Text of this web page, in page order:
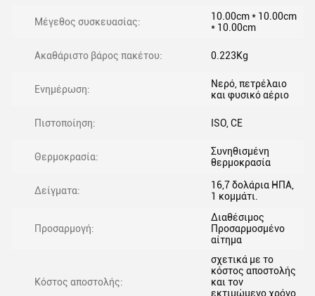
Μέγεθος συσκευασίας:
10.00cm * 10.00cm
* 10.00cm
Ακαθάριστο βάρος πακέτου: 0.223Kg
Ενημέρωση:
Νερό, πετρέλαιο
και φυσικό αέριο
Πιστοποίηση: ISO, CE
Θερμοκρασία:
Συνηθισμένη
θερμοκρασία
Δείγματα:
16,7 δολάρια ΗΠΑ,
1 κομμάτι.
Προσαρμογή:
Διαθέσιμος
Προσαρμοσμένο
αίτημα
Κόστος αποστολής:
σχετικά με το
κόστος αποστολής
και τον
εκτιμώμενο χρόνο